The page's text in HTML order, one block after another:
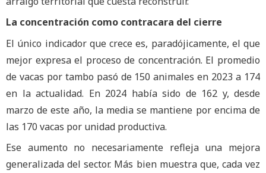
La concentración como contracara del cierre
El único indicador que crece es, paradójicamente, el que
mejor expresa el proceso de concentración. El promedio
de vacas por tambo pasó de 150 animales en 2023 a 174
en la actualidad. En 2024 había sido de 162 y, desde
marzo de este año, la media se mantiene por encima de
las 170 vacas por unidad productiva.
Ese aumento no necesariamente refleja una mejora
generalizada del sector. Más bien muestra que, cada vez